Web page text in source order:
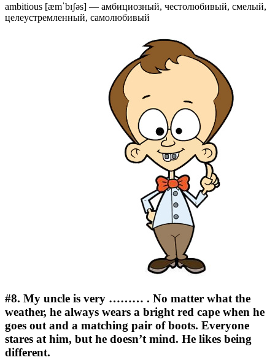
ambitious [æmˈbɪʃəs] — амбициозный, честолюбивый, смелый,
целеустремленный, самолюбивый
#8. My uncle is very ……… . No matter what the
weather, he always wears a bright red cape when he
goes out and a matching pair of boots. Everyone
stares at him, but he doesn’t mind. He likes being
different.